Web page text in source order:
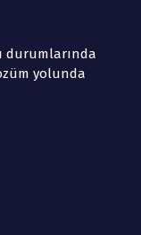
durumlarında
yolunda